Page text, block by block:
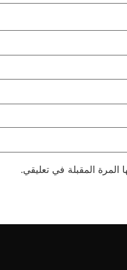
المرة المقبلة في تعليقي.